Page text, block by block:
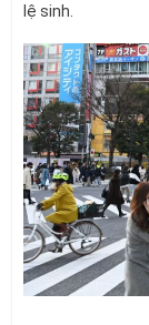
lệ sinh.